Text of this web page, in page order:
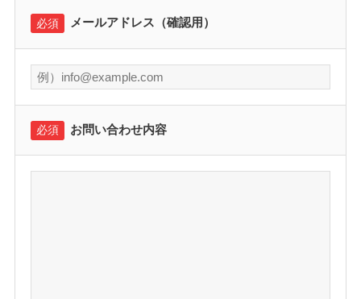
必須 メールアドレス（確認用）
必須 お問い合わせ内容